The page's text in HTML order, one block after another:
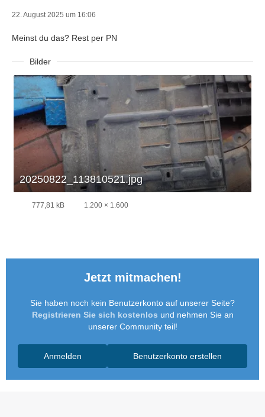
22. August 2025 um 16:06
Meinst du das? Rest per PN
Bilder
20250822_113810521.jpg
777,81 kB 1.200 × 1.600
Jetzt mitmachen!
Sie haben noch kein Benutzerkonto auf unserer Seite?
Registrieren Sie sich kostenlos und nehmen Sie an
unserer Community teil!
Benutzerkonto erstellen
Anmelden